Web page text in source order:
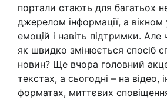
портали стають для багатьох
джерелом інформації, а вікном
емоцій і навіть підтримки. Але
як швидко змінюється спосіб
новин? Ще вчора головний
текстах, а сьогодні – на відео,
форматах, миттєвих